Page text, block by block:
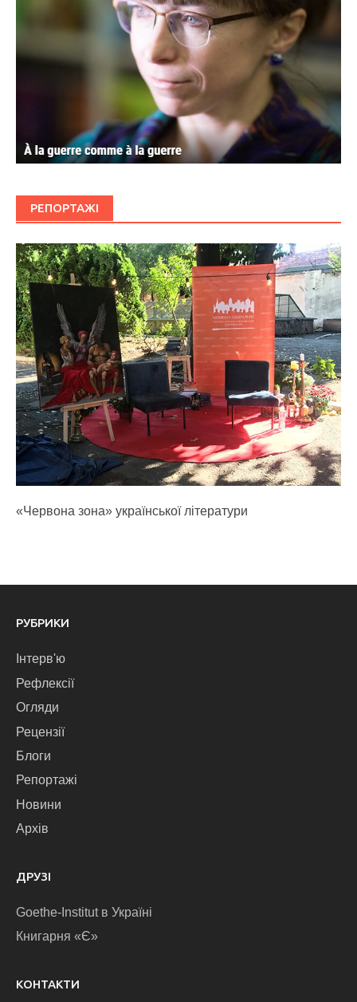
РЕПОРТАЖІ
«Червона зона» української літератури
РУБРИКИ
Інтерв'ю
Рефлексії
Огляди
Рецензії
Блоги
Репортажі
Новини
Архів
ДРУЗІ
Goethe-Institut в Україні
Книгарня «Є»
КОНТАКТИ